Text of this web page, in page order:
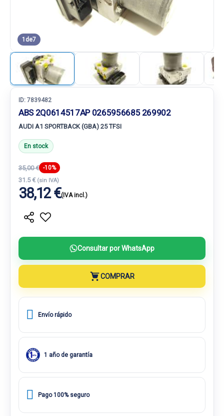
1 de7
ID: 7839482
ABS 2Q0614517AP 0265956685 269902
AUDI A1 SPORTBACK (GBA) 25 TFSI
En stock
35,00 € -10%
31.5 € (sin IVA)
38,12 €(IVA incl.)
Consultar por WhatsApp
COMPRAR
Envío rápido
1 año de garantía
Pago 100% seguro